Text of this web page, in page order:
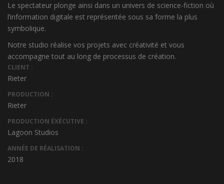
Le spectateur plonge ainsi dans un univers de science-fiction où
l’information digitale est représentée sous sa forme la plus
symbolique.
Notre studio réalise vos projets avec créativité et vous
accompagne tout au long de processus de création.
CLIENT :
Rieter
PRODUCTION :
Rieter
PRODUCTION ÉXÉCUTIVE :
Lagoon Studios
ANNÉE DE RÉALISATION :
2018